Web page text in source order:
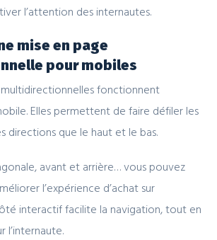
l’attention des internautes.
mise en page
pour mobiles
multidirectionnelles fonctionnent
Elles permettent de faire défiler les
directions que le haut et le bas.
avant et arrière… vous pouvez
l’expérience d’achat sur
interactif facilite la navigation, tout en
l’internaute.